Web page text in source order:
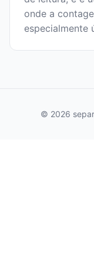
onde a
especialmente
© 2026